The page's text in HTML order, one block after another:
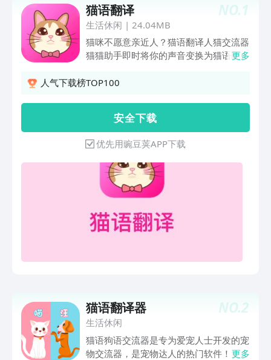
NO.1
猫语翻译
生活休闲 | 24.04MB
猫咪不愿意亲近人？猫语翻译人猫交流器
猫猫助手即时将你的声音变换为猫语翻
100只猫咪的超过 1000 个高品质采样，
真正对你的声音进行音频分析（真的如
此）并根据你的输入复述出小心变声的猫
叫声。 人猫交流器还包括一个带有多种
猫叫声的音板，可以立即发出常见的猫咪
呼唤声。 立即下载并开始使用令人欢喜
令人忧的猫咪语言吧！
更多
人气下载榜TOP100
安 全 下 载
优先用豌豆荚APP下载
NO.2
猫语翻译器
生活休闲
猫语狗语交流器是专为爱宠人士开发的宠
物交流器，是宠物达人的热门软件！集狗
更多